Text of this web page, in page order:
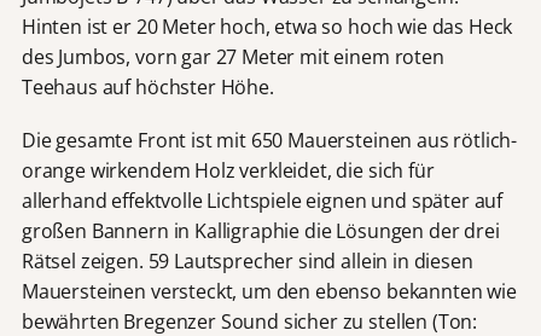
Hinten ist er 20 Meter hoch, etwa so hoch wie das Heck
des Jumbos, vorn gar 27 Meter mit einem roten
Teehaus auf höchster Höhe.
Die gesamte Front ist mit 650 Mauersteinen aus rötlich-
orange wirkendem Holz verkleidet, die sich für
allerhand effektvolle Lichtspiele eignen und später auf
großen Bannern in Kalligraphie die Lösungen der drei
Rätsel zeigen. 59 Lautsprecher sind allein in diesen
Mauersteinen versteckt, um den ebenso bekannten wie
bewährten Bregenzer Sound sicher zu stellen (Ton: